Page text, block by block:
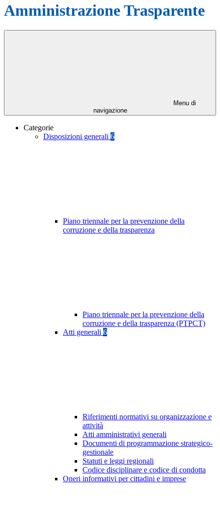
Amministrazione Trasparente
Menu di
navigazione
Categorie
Disposizioni generali 6
Piano triennale per la prevenzione della
corruzione e della trasparenza
Piano triennale per la prevenzione della
corruzione e della trasparenza (PTPCT)
Atti generali 6
Riferimenti normativi su organizzazione e
attività
Atti amministrativi generali
Documenti di programmazione strategico-
gestionale
Statuti e leggi regionali
Codice disciplinare e codice di condotta
Oneri informativi per cittadini e imprese